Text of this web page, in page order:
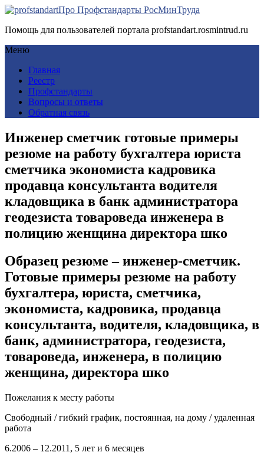
Про Профстандарты РосМинТруда
Помощь для пользователей портала profstandart.rosmintrud.ru
Меню
Главная
Реестр
Профстандарты
Вопросы и ответы
Обратная связь
Инженер сметчик готовые примеры
резюме на работу бухгалтера юриста
сметчика экономиста кадровика
продавца консультанта водителя
кладовщика в банк администратора
геодезиста товароведа инженера в
полицию женщина директора шко
Образец резюме – инженер-сметчик.
Готовые примеры резюме на работу
бухгалтера, юриста, сметчика,
экономиста, кадровика, продавца
консультанта, водителя, кладовщика, в
банк, администратора, геодезиста,
товароведа, инженера, в полицию
женщина, директора шко
Пожелания к месту работы
Свободный / гибкий график, постоянная, на дому / удаленная
работа
6.2006 – 12.2011, 5 лет и 6 месяцев